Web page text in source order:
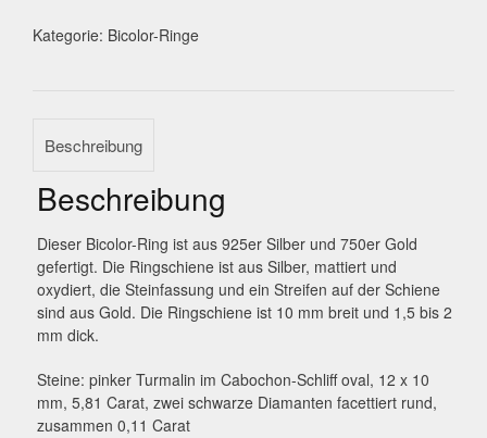
Kategorie: Bicolor-Ringe
Beschreibung
Beschreibung
Dieser Bicolor-Ring ist aus 925er Silber und 750er Gold
gefertigt. Die Ringschiene ist aus Silber, mattiert und
oxydiert, die Steinfassung und ein Streifen auf der Schiene
sind aus Gold. Die Ringschiene ist 10 mm breit und 1,5 bis 2
mm dick.
Steine: pinker Turmalin im Cabochon-Schliff oval, 12 x 10
mm, 5,81 Carat, zwei schwarze Diamanten facettiert rund,
zusammen 0,11 Carat